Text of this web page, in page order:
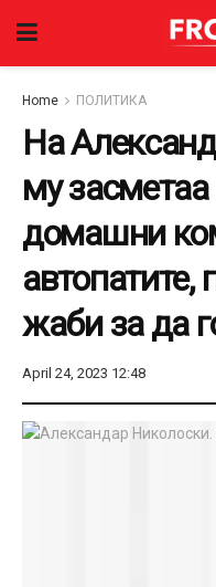
Home ПОЛИТИКА
На
му засметаа
домашни
жаби за да
April 24, 2023 12:48